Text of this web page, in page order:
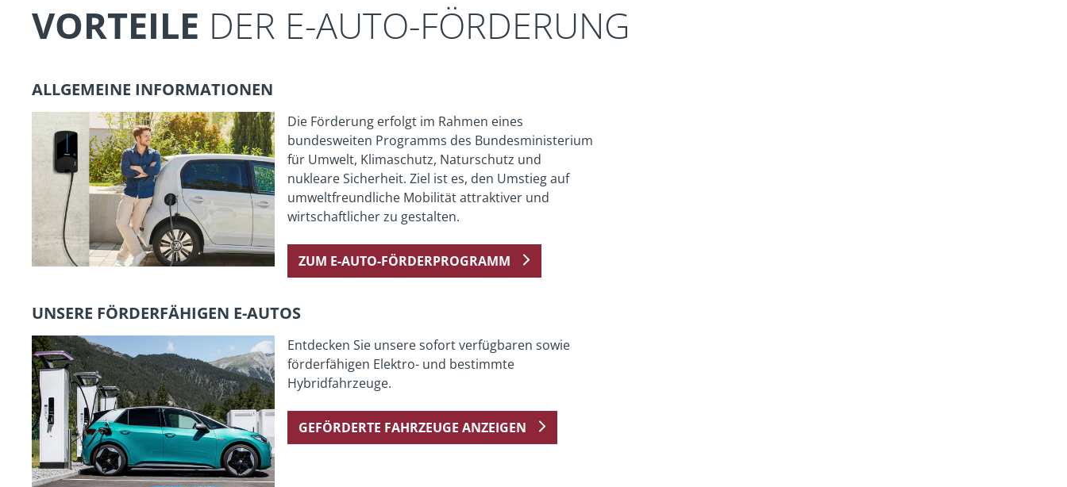
VORTEILE DER E-AUTO-FÖRDERUNG
ALLGEMEINE INFORMATIONEN
Die Förderung erfolgt im Rahmen eines
bundesweiten Programms des Bundesministerium
für Umwelt, Klimaschutz, Naturschutz und
nukleare Sicherheit. Ziel ist es, den Umstieg auf
umweltfreundliche Mobilität attraktiver und
wirtschaftlicher zu gestalten.
ZUM E-AUTO-FÖRDERPROGRAMM
UNSERE FÖRDERFÄHIGEN E-AUTOS
Entdecken Sie unsere sofort verfügbaren sowie
förderfähigen Elektro- und bestimmte
Hybridfahrzeuge.
GEFÖRDERTE FAHRZEUGE ANZEIGEN